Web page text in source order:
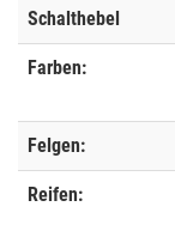
Schalthebel
Farben:
Felgen:
Reifen: